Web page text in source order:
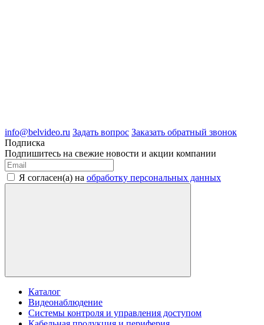
info@belvideo.ru Задать вопрос Заказать обратный звонок
Подписка
Подпишитесь на свежие новости и акции компании
Я согласен(а) на обработку персональных данных
Каталог
Видеонаблюдение
Системы контроля и управления доступом